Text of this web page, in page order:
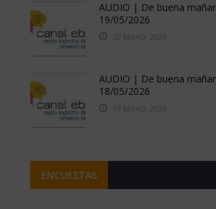
AUDIO | De buena
19/05/2026
20 MAYO, 2026
AUDIO | De buena
18/05/2026
19 MAYO, 2026
ENCUESTAS